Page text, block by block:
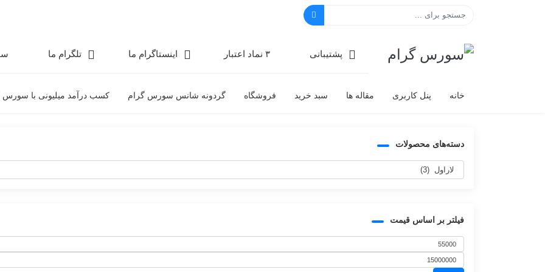
سورس گرام
پشتیبانی ۳ نماد اعتبار اینستاگرام ما تلگرام ما
خانه پنل کاربری مقاله ها سبد خرید فروشگاه گردونه شانس سورس گرام کسب درآمد میلیونی با سورس
دسته‌های محصولات
فیلتر بر اساس قیمت